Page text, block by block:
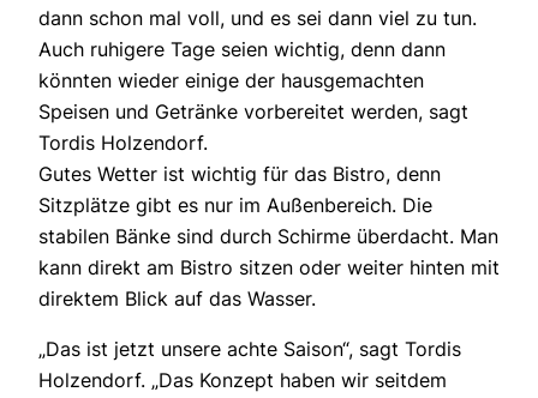
dann schon mal voll, und es sei dann viel zu tun.
Auch ruhigere Tage seien wichtig, denn dann
könnten wieder einige der hausgemachten
Speisen und Getränke vorbereitet werden, sagt
Tordis Holzendorf.
Gutes Wetter ist wichtig für das Bistro, denn
Sitzplätze gibt es nur im Außenbereich. Die
stabilen Bänke sind durch Schirme überdacht. Man
kann direkt am Bistro sitzen oder weiter hinten mit
direktem Blick auf das Wasser.
„Das ist jetzt unsere achte Saison“, sagt Tordis
Holzendorf. „Das Konzept haben wir seitdem